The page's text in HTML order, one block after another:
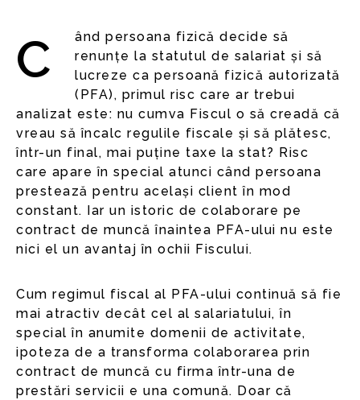
Când persoana fizică decide să
renunțe la statutul de salariat și să
lucreze ca persoană fizică autorizată
(PFA), primul risc care ar trebui
analizat este: nu cumva Fiscul o să creadă că
vreau să încalc regulile fiscale și să plătesc,
într-un final, mai puține taxe la stat? Risc
care apare în special atunci când persoana
prestează pentru același client în mod
constant. Iar un istoric de colaborare pe
contract de muncă înaintea PFA-ului nu este
nici el un avantaj în ochii Fiscului.
Cum regimul fiscal al PFA-ului continuă să fie
mai atractiv decât cel al salariatului, în
special în anumite domenii de activitate,
ipoteza de a transforma colaborarea prin
contract de muncă cu firma într-una de
prestări servicii e una comună. Doar că